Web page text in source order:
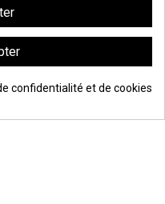
*45,97 €
confidentialité et de cookies